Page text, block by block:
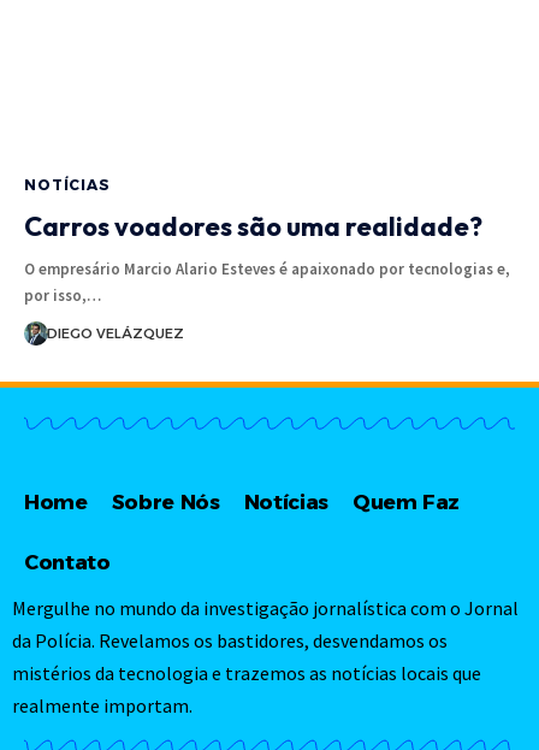
NOTÍCIAS
Carros voadores são uma realidade?
O empresário Marcio Alario Esteves é apaixonado por tecnologias e,
por isso,…
DIEGO VELÁZQUEZ
Home Sobre Nós Notícias Quem Faz
Contato
Mergulhe no mundo da investigação jornalística com o Jornal
da Polícia. Revelamos os bastidores, desvendamos os
mistérios da tecnologia e trazemos as notícias locais que
realmente importam.